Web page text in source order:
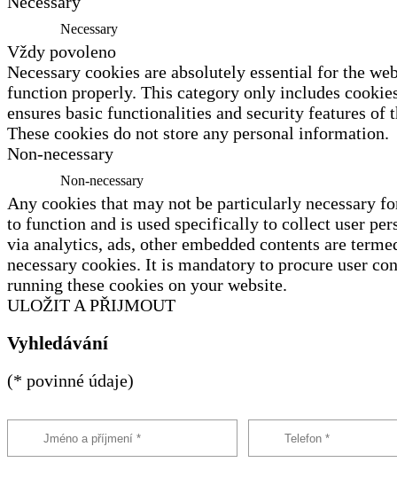
Necessary
Vždy povoleno
Necessary cookies are absolutely essential for the
function properly. This category only includes
ensures basic functionalities and security features of
These cookies do not store any personal information.
Non-necessary
Non-necessary
Any cookies that may not be particularly necessary
to function and is used specifically to collect user
via analytics, ads, other embedded contents are
necessary cookies. It is mandatory to procure user
running these cookies on your website.
ULOŽIT A PŘIJMOUT
Vyhledávání
(* povinné údaje)